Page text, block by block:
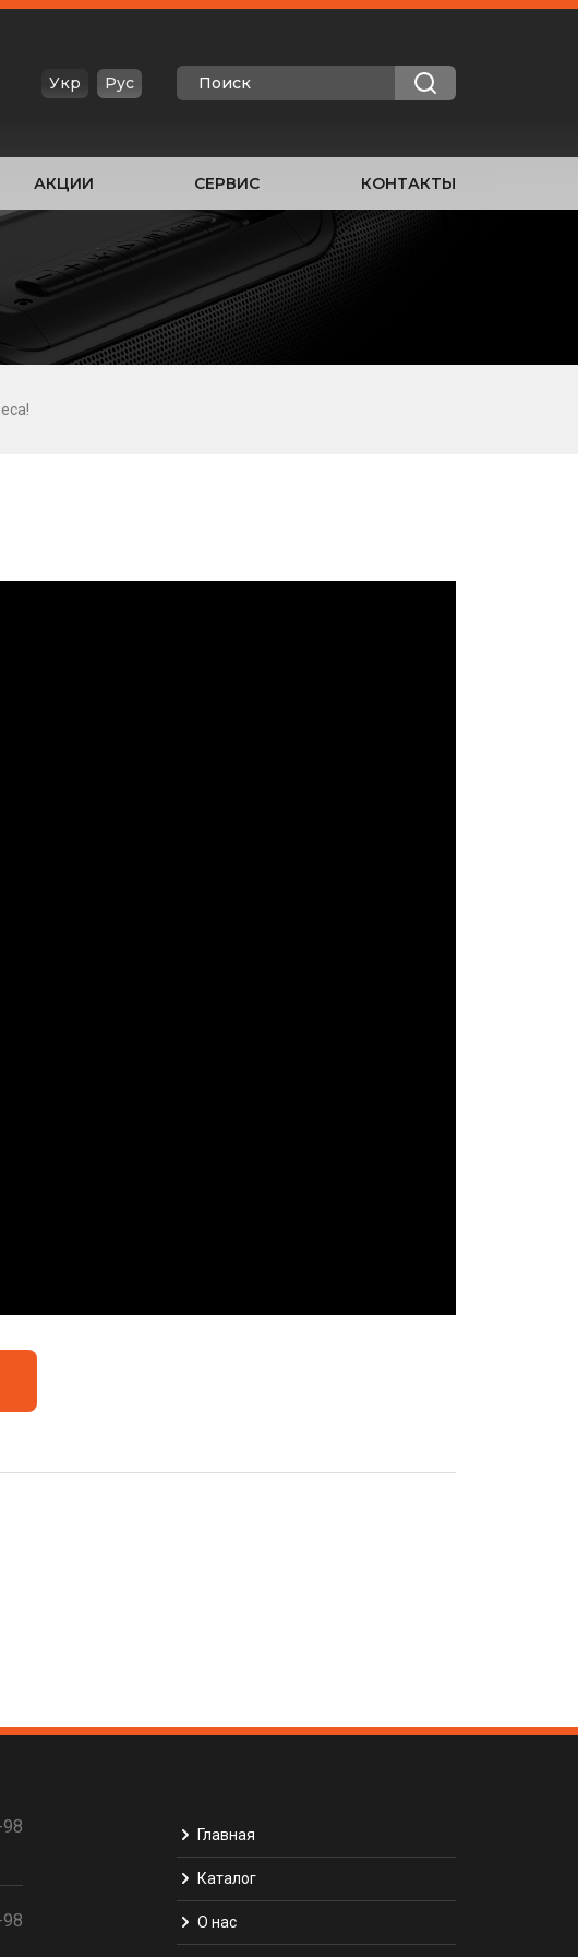
Укр Рус
АКЦИИ СЕРВИС КОНТАКТЫ
Главная
Каталог
О нас